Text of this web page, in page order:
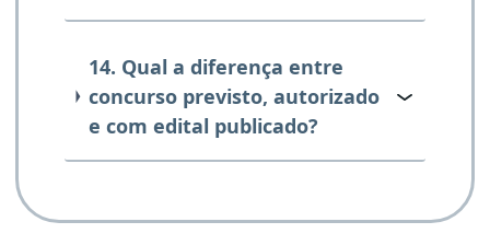
14. Qual a diferença entre
concurso previsto, autorizado
e com edital publicado?